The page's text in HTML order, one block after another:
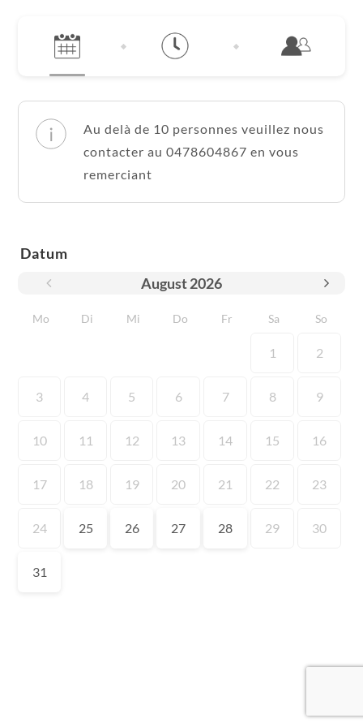
Au delà de 10 personnes veuillez nous
contacter au 0478604867 en vous
remerciant
Datum
August2026
Mo Di Mi Do Fr Sa So
1 2
3 4 5 6 7 8 9
10 11 12 13 14 15 16
17 18 19 20 21 22 23
24 25 26 27 28 29 30
31